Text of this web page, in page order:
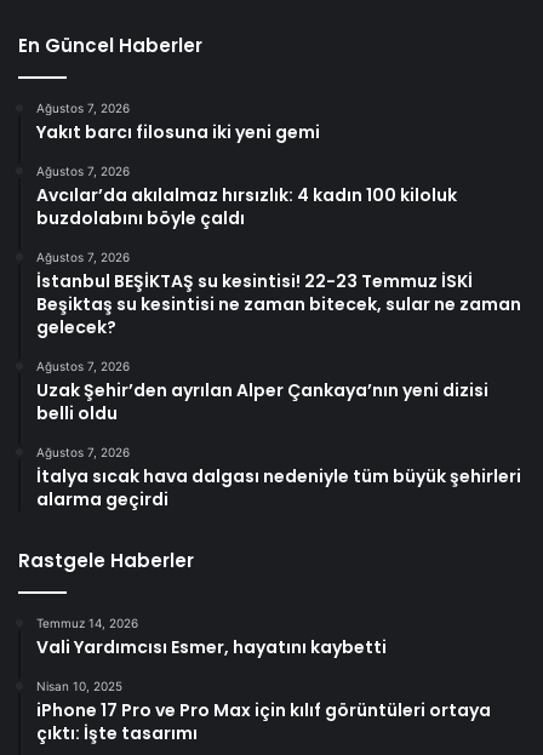
En Güncel Haberler
Ağustos 7, 2026
Yakıt barcı filosuna iki yeni gemi
Ağustos 7, 2026
Avcılar’da akılalmaz hırsızlık: 4 kadın 100 kiloluk
buzdolabını böyle çaldı
Ağustos 7, 2026
İstanbul BEŞİKTAŞ su kesintisi! 22-23 Temmuz İSKİ
Beşiktaş su kesintisi ne zaman bitecek, sular ne zaman
gelecek?
Ağustos 7, 2026
Uzak Şehir’den ayrılan Alper Çankaya’nın yeni dizisi
belli oldu
Ağustos 7, 2026
İtalya sıcak hava dalgası nedeniyle tüm büyük şehirleri
alarma geçirdi
Rastgele Haberler
Temmuz 14, 2026
Vali Yardımcısı Esmer, hayatını kaybetti
Nisan 10, 2025
iPhone 17 Pro ve Pro Max için kılıf görüntüleri ortaya
çıktı: İşte tasarımı